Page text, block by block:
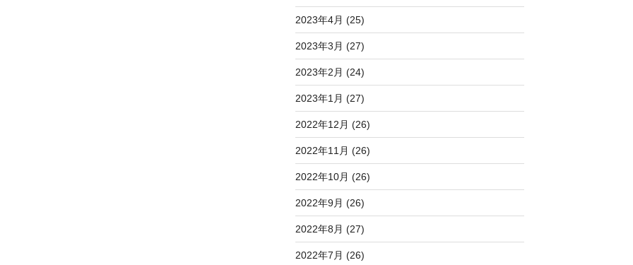
2023年4月 (25)
2023年3月 (27)
2023年2月 (24)
2023年1月 (27)
2022年12月 (26)
2022年11月 (26)
2022年10月 (26)
2022年9月 (26)
2022年8月 (27)
2022年7月 (26)